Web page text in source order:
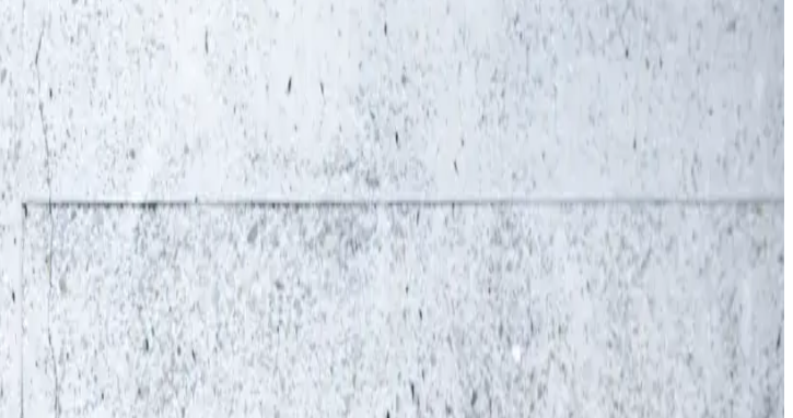
Workwear va encore plus loin : avec la toute nouvelle collection PRObasics, il existe
non seulement synonymes de confort et de style maximum, mais aussi de durabilité grâce
comme vêtements de travail dans presque tous les secteurs d'activité. Que ce soit dans le
logo de l'entreprise est indispensable. Il existe des versions pour femmes et pour hommes et
de coton (Cotton made in Afica) et de 30% de polyester ou de 50% de coton (Cotton made in
coordonnée avec la collection existante de CWS pour en faire un mélange parfait.